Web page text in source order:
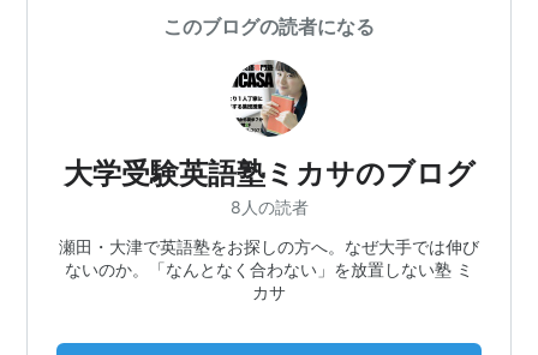
このブログの読者になる
大学受験英語塾ミカサのブログ
8人の読者
瀬田・大津で英語塾をお探しの方へ。なぜ大手では伸び
ないのか。「なんとなく合わない」を放置しない塾 ミ
カサ